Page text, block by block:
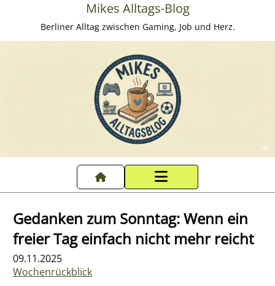
Mikes Alltags-Blog
Berliner Alltag zwischen Gaming, Job und Herz.
Datenschutzerklärung
Impressum
Gedanken zum Sonntag: Wenn ein
freier Tag einfach nicht mehr reicht
09.11.2025
Wochenrückblick